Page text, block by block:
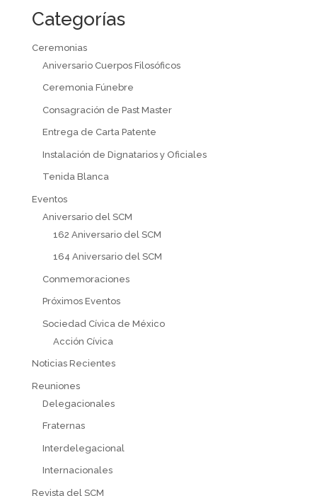
Categorías
Ceremonias
Aniversario Cuerpos Filosóficos
Ceremonia Fúnebre
Consagración de Past Master
Entrega de Carta Patente
Instalación de Dignatarios y Oficiales
Tenida Blanca
Eventos
Aniversario del SCM
162 Aniversario del SCM
164 Aniversario del SCM
Conmemoraciones
Próximos Eventos
Sociedad Cívica de México
Acción Cívica
Noticias Recientes
Reuniones
Delegacionales
Fraternas
Interdelegacional
Internacionales
Revista del SCM